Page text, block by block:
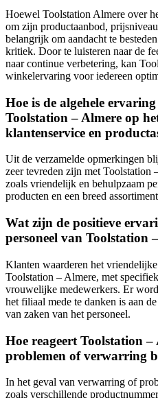
Hoewel Toolstation Almere over
om zijn productaanbod,
belangrijk om aandacht te
kritiek. Door te luisteren naar de
naar continue verbetering, kan
winkelervaring voor iedereen
Hoe is de algehele
Toolstation – Almere op
klantenservice en
Uit de verzamelde opmerkingen
zeer tevreden zijn met Toolstation
zoals vriendelijk en behulpzaam
producten en een breed
Wat zijn de positieve
personeel van Toolstation
Klanten waarderen het
Toolstation – Almere, met
vrouwelijke medewerkers. Er
het filiaal mede te danken is aan
van zaken van het personeel.
Hoe reageert Toolstation –
problemen of verwarring
In het geval van verwarring of
zoals verschillende